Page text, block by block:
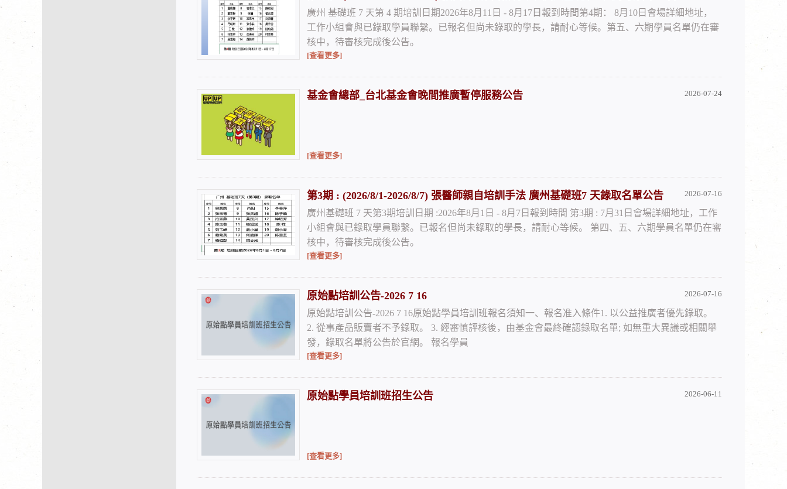
廣州 基礎班 7 天第 4 期培訓日期2026年8月11日 - 8月17日報到時間第4期： 8月10日會場詳細地址，
工作小組會與已錄取學員聯繫。已報名但尚未錄取的學長，請耐心等候。第五、六期學員名單仍在審
核中，待審核完成後公告。
[查看更多]
基金會總部_台北基金會晚間推廣暫停服務公告 2026-07-24
[查看更多]
第3期 : (2026/8/1-2026/8/7) 張醫師親自培訓手法 廣州基礎班7 天錄取名單公告 2026-07-16
廣州基礎班 7 天第3期培訓日期 :2026年8月1日 - 8月7日報到時間 第3期 : 7月31日會場詳細地址，工作
小組會與已錄取學員聯繫。已報名但尚未錄取的學長，請耐心等候。 第四、五、六期學員名單仍在審
核中，待審核完成後公告。
[查看更多]
原始點培訓公告-2026 7 16 2026-07-16
原始點培訓公告-2026 7 16原始點學員培訓班報名須知一、報名准入條件1. 以公益推廣者優先錄取。
2. 從事產品販賣者不予錄取。 3. 經審慎評核後，由基金會最終確認錄取名單; 如無重大異議或相關舉
發，錄取名單將公告於官網。 報名學員
[查看更多]
原始點學員培訓班招生公告 2026-06-11
[查看更多]